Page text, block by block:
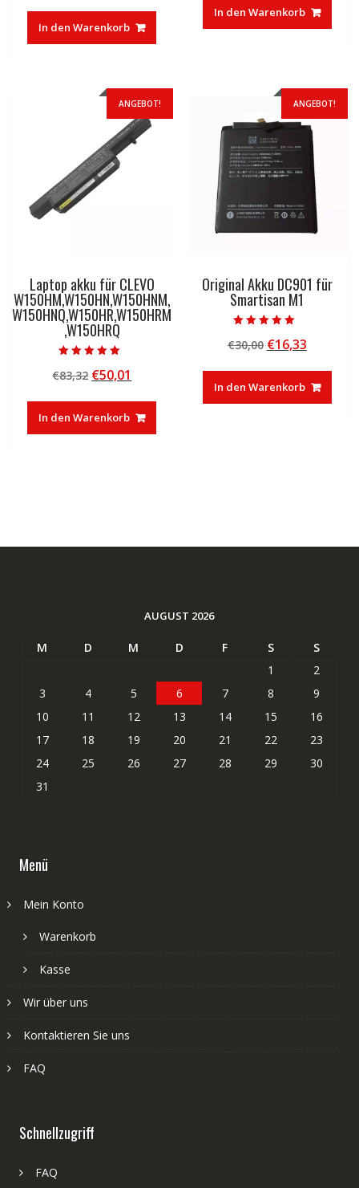
war:
€83,32
ist:
€50,01.
In den Warenkorb
war:
€37,85
ist:
€23,27.
In den Warenkorb
ANGEBOT!
Laptop akku für CLEVO
W150HM,W150HN,W150HNM,
W150HNQ,W150HR,W150HRM
,W150HRQ
5.00
von 5
€83,32 Ursprünglicher
war:
€83,32
€50,01
ist:
€50,01.
In den Warenkorb
ANGEBOT!
Original Akku DC901 für
Smartisan M1
5.00
von 5
€30,00 Ursprünglicher
war:
€30,00
€16,33
ist:
€16,33.
In den Warenkorb
AUGUST 2026
M D M D F S
S
1
2
3
4 5 6 7 8
9
10
11 12 13 14 15
16
17
18 19 20 21 22
23
24
25 26 27 28 29
30
31
Menü
Mein Konto
Warenkorb
Kasse
Wir über uns
Kontaktieren Sie uns
FAQ
Schnellzugriff
FAQ